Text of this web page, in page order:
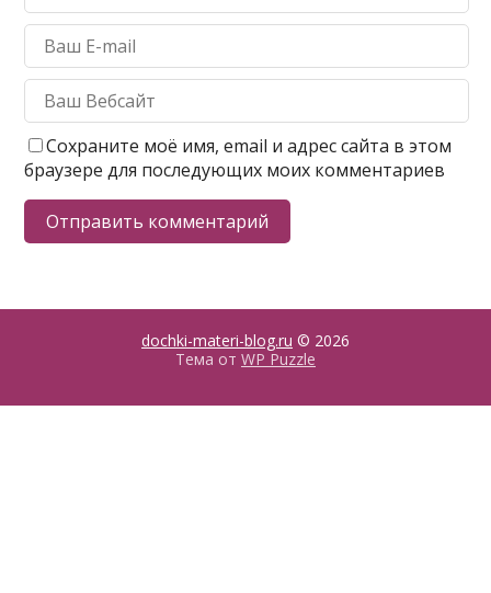
Сохраните моё имя, email и адрес сайта в этом
браузере для последующих моих комментариев
dochki-materi-blog.ru © 2026
Тема от WP Puzzle